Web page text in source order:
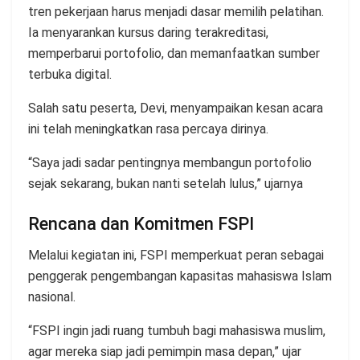
tren pekerjaan harus menjadi dasar memilih pelatihan.
Ia menyarankan kursus daring terakreditasi,
memperbarui portofolio, dan memanfaatkan sumber
terbuka digital.
Salah satu peserta, Devi, menyampaikan kesan acara
ini telah meningkatkan rasa percaya dirinya.
“Saya jadi sadar pentingnya membangun portofolio
sejak sekarang, bukan nanti setelah lulus,” ujarnya
Rencana dan Komitmen FSPI
Melalui kegiatan ini, FSPI memperkuat peran sebagai
penggerak pengembangan kapasitas mahasiswa Islam
nasional.
“FSPI ingin jadi ruang tumbuh bagi mahasiswa muslim,
agar mereka siap jadi pemimpin masa depan,” ujar